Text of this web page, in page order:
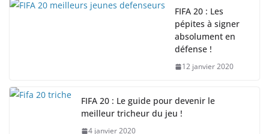
FIFA 20 : Les
pépites à signer
absolument en
défense !
12 janvier 2020
FIFA 20 : Le guide pour devenir le
meilleur tricheur du jeu !
4 janvier 2020